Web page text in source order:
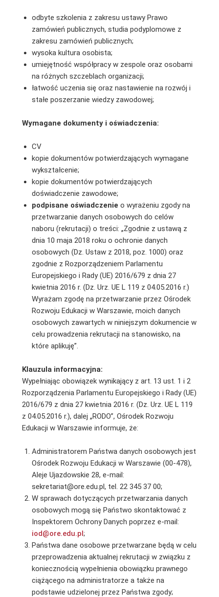
odbyte szkolenia z zakresu ustawy Prawo
zamówień publicznych, studia podyplomowe z
zakresu zamówień publicznych;
wysoka kultura osobista;
umiejętność współpracy w zespole oraz osobami
na różnych szczeblach organizacji;
łatwość uczenia się oraz nastawienie na rozwój i
stałe poszerzanie wiedzy zawodowej;
Wymagane dokumenty i oświadczenia:
CV
kopie dokumentów potwierdzających wymagane
wykształcenie;
kopie dokumentów potwierdzających
doświadczenie zawodowe;
podpisane oświadczenie o wyrażeniu zgody na
przetwarzanie danych osobowych do celów
naboru (rekrutacji) o treści: „Zgodnie z ustawą z
dnia 10 maja 2018 roku o ochronie danych
osobowych (Dz. Ustaw z 2018, poz. 1000) oraz
zgodnie z Rozporządzeniem Parlamentu
Europejskiego i Rady (UE) 2016/679 z dnia 27
kwietnia 2016 r. (Dz. Urz. UE L 119 z 04.05.2016 r.)
Wyrażam zgodę na przetwarzanie przez Ośrodek
Rozwoju Edukacji w Warszawie, moich danych
osobowych zawartych w niniejszym dokumencie w
celu prowadzenia rekrutacji na stanowisko, na
które aplikuję”.
Klauzula informacyjna:
Wypełniając obowiązek wynikający z art. 13 ust. 1 i 2
Rozporządzenia Parlamentu Europejskiego i Rady (UE)
2016/679 z dnia 27 kwietnia 2016 r. (Dz. Urz. UE L 119
z 04.05.2016 r.), dalej „RODO”, Ośrodek Rozwoju
Edukacji w Warszawie informuje, że:
Administratorem Państwa danych osobowych jest
Ośrodek Rozwoju Edukacji w Warszawie (00-478),
Aleje Ujazdowskie 28, e-mail:
sekretariat@ore.edu.pl, tel. 22 345 37 00;
W sprawach dotyczących przetwarzania danych
osobowych mogą się Państwo skontaktować z
Inspektorem Ochrony Danych poprzez e-mail:
iod@ore.edu.pl;
Państwa dane osobowe przetwarzane będą w celu
przeprowadzenia aktualnej rekrutacji w związku z
koniecznością wypełnienia obowiązku prawnego
ciążącego na administratorze a także na
podstawie udzielonej przez Państwa zgody;